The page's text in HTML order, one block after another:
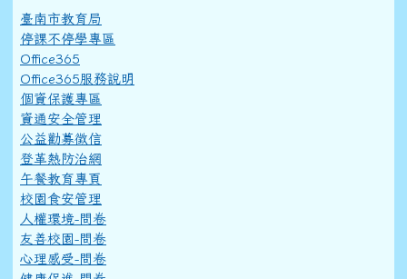
臺南市教育局
停課不停學專區
Office365
Office365服務說明
個資保護專區
資通安全管理
公益勸募徵信
登革熱防治網
午餐教育專頁
校園食安管理
人權環境-問卷
友善校園-問卷
心理感受-問卷